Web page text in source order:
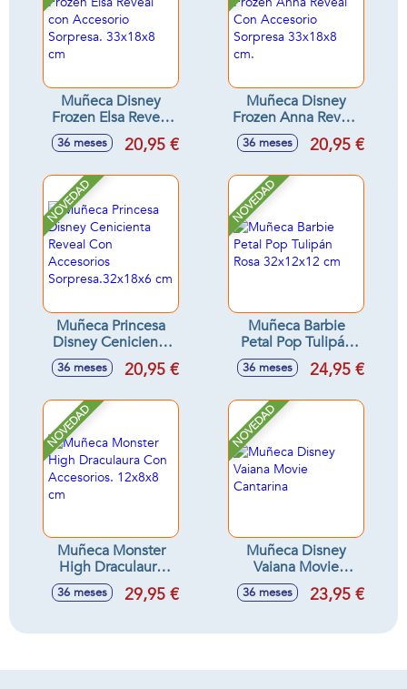
Muñeca Disney
Frozen Elsa Reveal
con Accesorio
Sorpresa. 33x18x8
36 meses 20,95 €
Muñeca Disney
Frozen Anna Reveal
Con Accesorio
Sorpresa 33x18x8
36 meses 20,95 €
NOVEDAD
Muñeca Princesa
Disney Cenicienta
Reveal Con
Accesorios
cm
36 meses 20,95 €
NOVEDAD
Muñeca Barbie
Petal Pop Tulipán
Rosa 32x12x12 cm
36 meses 24,95 €
NOVEDAD
Muñeca Monster
High Draculaura
Con Accesorios.
12x8x8 cm
36 meses 29,95 €
NOVEDAD
Muñeca Disney
Vaiana Movie
Cantarina
36 meses 23,95 €